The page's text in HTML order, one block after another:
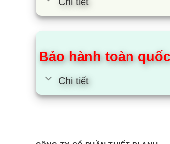
[caption> RT31CG5424S9SV có
Samsung
Tủ lạnh là nơi chứa nhiều loại
khiến thực phẩm nhanh bị hư,
vi khuẩn và mùi hôi hiệu quả, trả
Cùng Chủ Đề:
Bảo hành toàn
Chi tiết